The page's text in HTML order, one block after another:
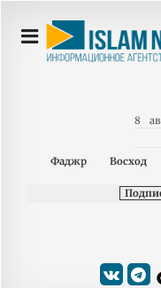
8
Фаджр
Восход